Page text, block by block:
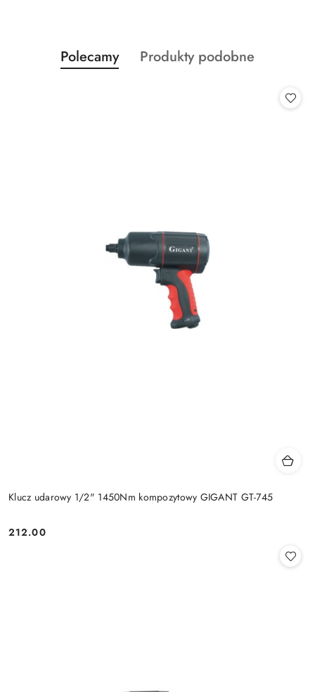
Pomiń karuzelę produktów
Produkty
o
Polecamy
Produkty
Produkty podobne
Klucz udarowy 1/2" 1450Nm kompozytowy GIGANT GT-745
Cena:
212.00